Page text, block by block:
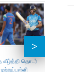
வீழ்த்தி தொடர்